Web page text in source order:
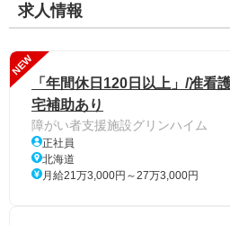
求人情報
NEW
「年間休日120日以上」/准看
宅補助あり
障がい者支援施設グリンハイム
正社員
北海道
月給21万3,000円～27万3,000円